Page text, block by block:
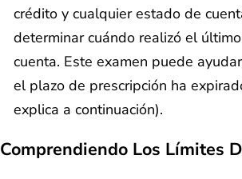
crédito y cualquier estado de
determinar cuándo realizó el
cuenta. Este examen puede
el plazo de prescripción ha
explica a continuación).
Comprendiendo Los Límites